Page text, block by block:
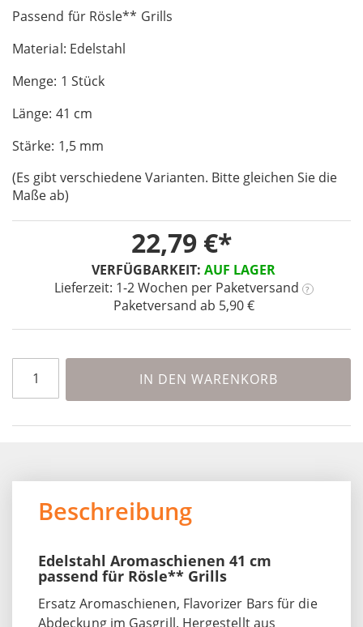
Passend für Rösle** Grills
Material: Edelstahl
Menge: 1 Stück
Länge: 41 cm
Stärke: 1,5 mm
(Es gibt verschiedene Varianten. Bitte gleichen Sie die
Maße ab)
VERFÜGBARKEIT: AUF LAGER
Lieferzeit: 1-2 Wochen per Paketversand ?
Paketversand ab 5,90 €
22,79 €
IN DEN WARENKORB
gallery
to
beginning
the
images
gallery
Beschreibung
Edelstahl Aromaschienen 41 cm
passend für Rösle** Grills
Ersatz Aromaschienen, Flavorizer Bars für die
Abdeckung im Gasgrill. Hergestellt aus